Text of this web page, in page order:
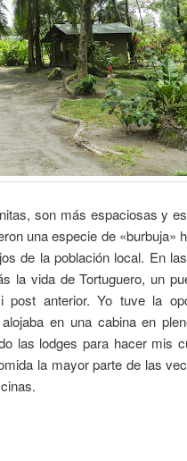
son más espaciosas y
una especie de «burbuja»
de la población local. En
la vida de Tortuguero, un
anterior. Yo tuve la
en una cabina en
las lodges para hacer mis
la mayor parte de las